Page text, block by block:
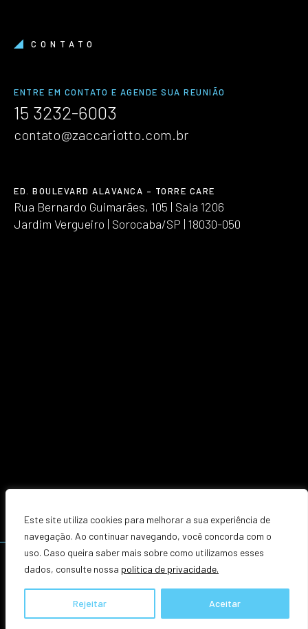
Este site utiliza cookies para melhorar a sua experiência de
navegação. Ao continuar navegando, você concorda com o
uso. Caso queira saber mais sobre como utilizamos esses
dados, consulte nossa política de privacidade.
Rejeitar Aceitar
CONTATO
ENTRE EM CONTATO E AGENDE SUA REUNIÃO
15 3232-6003
contato@zaccariotto.com.br
ED. BOULEVARD ALAVANCA – TORRE CARE
Rua Bernardo Guimarães, 105 | Sala 1206
Jardim Vergueiro | Sorocaba/SP | 18030-050